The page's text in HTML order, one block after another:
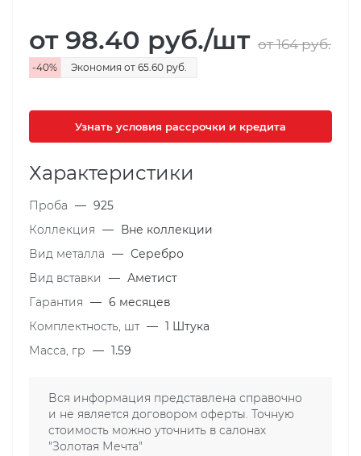
от 98.40 руб./шт от 164руб.
-40% Экономия от 65.60 руб.
Узнать условия рассрочки и кредита
Характеристики
Проба — 925
Коллекция — Вне коллекции
Вид металла — Серебро
Вид вставки
— Аметист
Гарантия — 6 месяцев
Комплектность, шт — 1 Штука
Масса, гр — 1.59
Вся информация представлена справочно
и не является договором оферты. Точную
стоимость можно уточнить в салонах
"Золотая Мечта"